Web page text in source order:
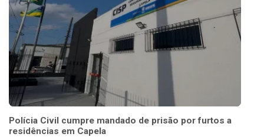
Polícia Civil cumpre mandado de prisão por furtos a
residências em Capela